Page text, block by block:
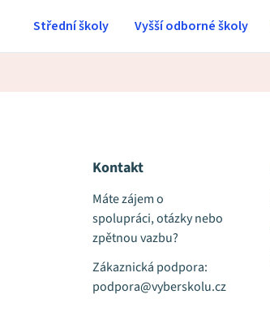
Střední školy Vyšší odborné školy
Kontakt
Máte zájem o
spolupráci, otázky nebo
zpětnou vazbu?
Zákaznická podpora:
podpora@vyberskolu.cz